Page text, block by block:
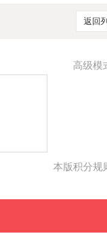
返回
高级模
本版积分规